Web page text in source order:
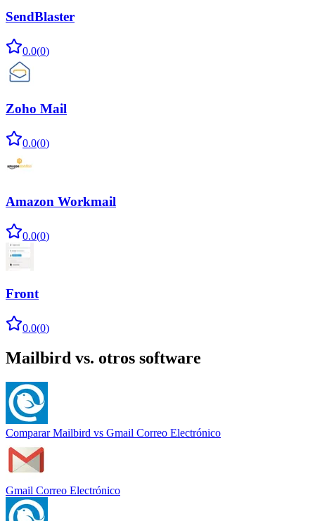
SendBlaster
0.0(0)
Zoho Mail
0.0(0)
Amazon Workmail
0.0(0)
Front
0.0(0)
Mailbird vs. otros software
Comparar Mailbird vs Gmail Correo Electrónico
Gmail Correo Electrónico